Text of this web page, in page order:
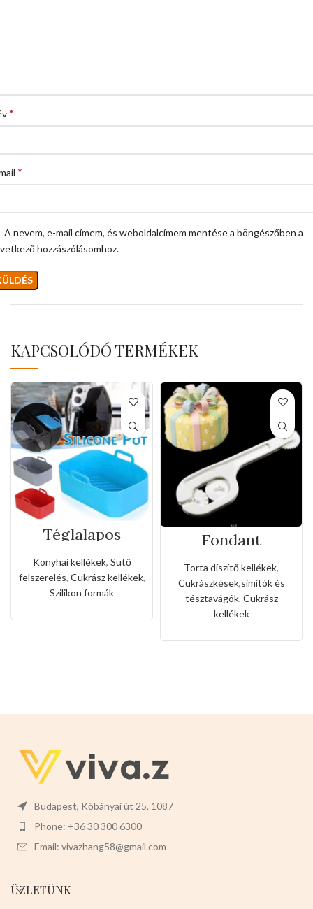
*
*
A nevem, e-mail címem, és weboldalcímem mentése a böngészőben a
hozzászólásomhoz.
KAPCSOLÓDÓ TERMÉKEK
Téglalapos
szilikon forma
forró levegős
sütőhöz
Konyhai kellékek, Sütő
felszerelés, Cukrász kellékek,
Szilikon formák
Fondant
eszköz(3féle
fogaskerékkel)
Torta díszítő kellékek,
Cukrászkések,simítók és
tésztavágók, Cukrász
kellékek
Budapest, Kőbányai út 25, 1087
Phone: +36 30 300 6300
Email: vivazhang58@gmail.com
ÜZLETÜNK